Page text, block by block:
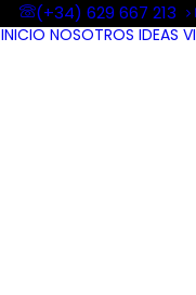
(+34) 629 667 213
INICIO NOSOTROS IDEAS